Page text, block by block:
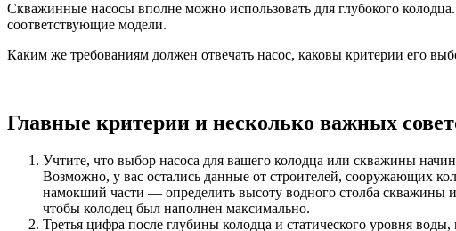
Скважинные насосы вполне можно использовать для глубокого
соответствующие модели.
Каким же требованиям должен отвечать насос, каковы критерии его
Главные критерии и несколько важных
Учтите, что выбор насоса для вашего колодца или скважины
Возможно, у вас остались данные от строителей, сооружающих
намокший части — определить высоту водного столба скважины
чтобы колодец был наполнен максимально.
Третья цифра после глубины колодца и статического уровня